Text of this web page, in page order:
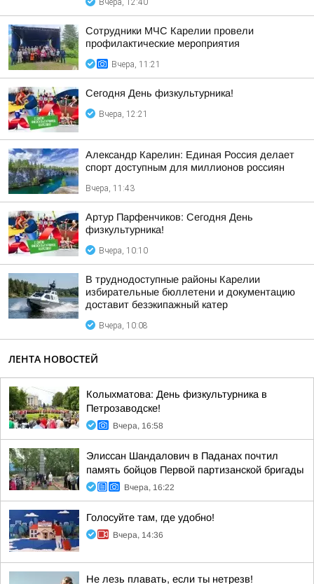
Вчера, 12:40
Сотрудники МЧС Карелии провели
профилактические мероприятия
Вчера, 11:21
Сегодня День физкультурника!
Вчера, 12:21
Александр Карелин: Единая Россия делает
спорт доступным для миллионов россиян
Вчера, 11:43
Артур Парфенчиков: Сегодня День
физкультурника!
Вчера, 10:10
В труднодоступные районы Карелии
избирательные бюллетени и документацию
доставит безэкипажный катер
Вчера, 10:08
ЛЕНТА НОВОСТЕЙ
Колыхматова: День физкультурника в
Петрозаводске!
Вчера, 16:58
Элиссан Шандалович в Паданах почтил
память бойцов Первой партизанской бригады
Вчера, 16:22
Голосуйте там, где удобно!
Вчера, 14:36
Не лезь плавать, если ты нетрезв!